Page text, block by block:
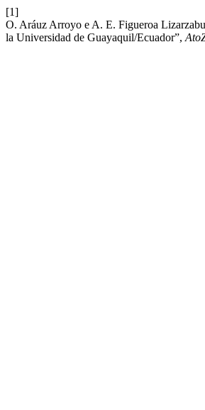
[1]
O. Aráuz Arroyo e A. E. Figueroa
la Universidad de Guayaquil/Ecuador”,